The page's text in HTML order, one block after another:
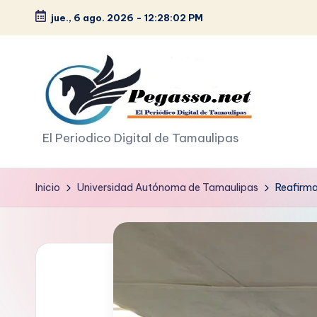
Saltar
contenido
jue., 6 ago. 2026 - 12:28:05 PM
p
e
g
El Periodico Digital de Tamaulipas
Inicio Universidad Autónoma de Tamaulipas